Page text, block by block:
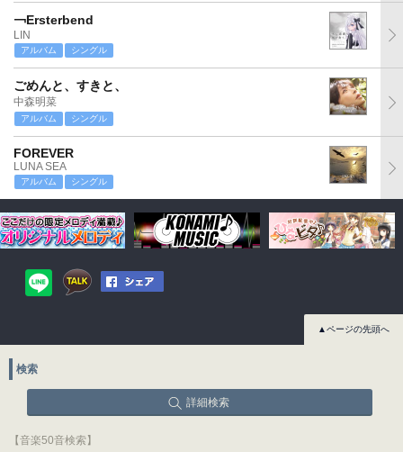
￢Ersterbend
LIN
アルバム シングル
ごめんと、すきと、
中森明菜
アルバム シングル
FOREVER
LUNA SEA
アルバム シングル
▲ページの先頭へ
検索
詳細検索
【音楽50音検索】